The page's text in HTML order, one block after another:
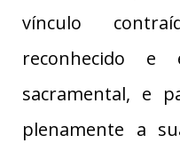
vínculo
reconhecido e
sacramental, e
plenamente a